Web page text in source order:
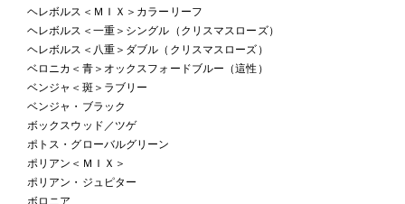
ヘレボルス＜ＭＩＸ＞カラーリーフ
ヘレボルス＜一重＞シングル（クリスマスローズ）
ヘレボルス＜八重＞ダブル（クリスマスローズ）
ベロニカ＜青＞オックスフォードブルー（這性）
ベンジャ＜斑＞ラブリー
ベンジャ・ブラック
ボックスウッド／ツゲ
ポトス・グローバルグリーン
ポリアン＜ＭＩＸ＞
ポリアン・ジュピター
ボロニア